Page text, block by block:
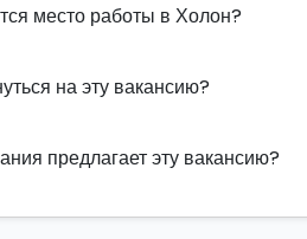
место работы в Холон?
на эту вакансию?
предлагает эту вакансию?